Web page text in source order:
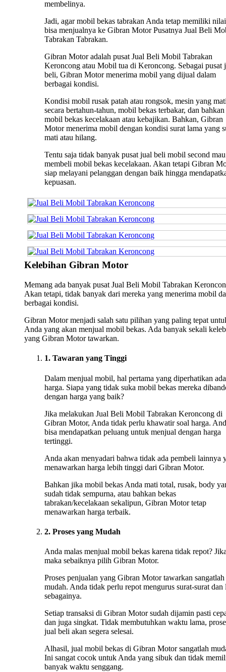
membelinya.
Jadi, agar mobil bekas tabrakan Anda tetap memiliki
bisa menjualnya ke Gibran Motor Pusatnya Jual Beli
Tabrakan Tabrakan.
Gibran Motor adalah pusat Jual Beli Mobil Tabrakan
Keroncong atau Mobil tua di Keroncong. Sebagai pusat
beli, Gibran Motor menerima mobil yang dijual dalam
berbagai kondisi.
Kondisi mobil rusak patah atau rongsok, mesin yang
secara bertahun-tahun, mobil bekas terbakar, dan bahkan
mobil bekas kecelakaan atau kebajikan. Bahkan, Gibran
Motor menerima mobil dengan kondisi surat lama yang
mati atau hilang.
Tentu saja tidak banyak pusat jual beli mobil second mau
membeli mobil bekas kecelakaan. Akan tetapi Gibran
siap melayani pelanggan dengan baik hingga
kepuasan.
Kelebihan Gibran Motor
Memang ada banyak pusat Jual Beli Mobil Tabrakan
Akan tetapi, tidak banyak dari mereka yang menerima mobil
berbagai kondisi.
Gibran Motor menjadi salah satu pilihan yang paling tepat
Anda yang akan menjual mobil bekas. Ada banyak sekali
yang Gibran Motor tawarkan.
1. Tawaran yang Tinggi
Dalam menjual mobil, hal pertama yang diperhatikan
harga. Siapa yang tidak suka mobil bekas mereka
dengan harga yang baik?
Jika melakukan Jual Beli Mobil Tabrakan Keroncong di
Gibran Motor, Anda tidak perlu khawatir soal harga.
bisa mendapatkan peluang untuk menjual dengan harga
tertinggi.
Anda akan menyadari bahwa tidak ada pembeli lainnya
menawarkan harga lebih tinggi dari Gibran Motor.
Bahkan jika mobil bekas Anda mati total, rusak, body
sudah tidak sempurna, atau bahkan bekas
tabrakan/kecelakaan sekalipun, Gibran Motor tetap
menawarkan harga terbaik.
2. Proses yang Mudah
Anda malas menjual mobil bekas karena tidak repot?
maka sebaiknya pilih Gibran Motor.
Proses penjualan yang Gibran Motor tawarkan sangatlah
mudah. Anda tidak perlu repot mengurus surat-surat dan
sebagainya.
Setiap transaksi di Gibran Motor sudah dijamin pasti
dan juga singkat. Tidak membutuhkan waktu lama,
jual beli akan segera selesai.
Alhasil, jual mobil bekas di Gibran Motor sangatlah
Ini sangat cocok untuk Anda yang sibuk dan tidak
banyak waktu senggang.